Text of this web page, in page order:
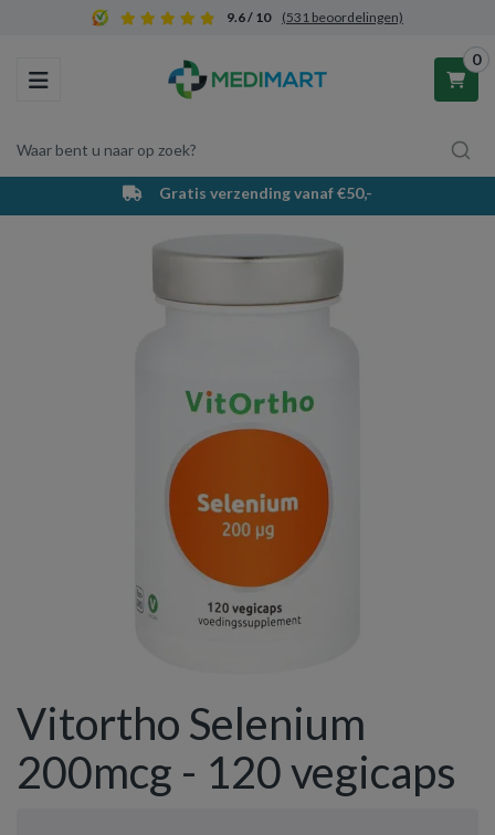
9.6 / 10 (531 beoordelingen)
Toggle navigation
Waar bent u naar op zoek?
0
Winkelwagen
Uw winkelwagen is leeg.
Gratis verzending vanaf €50,-
Vitortho Selenium
200mcg - 120 vegicaps